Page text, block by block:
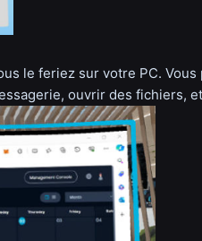
le feriez sur votre PC.
ouvrir des fichiers,